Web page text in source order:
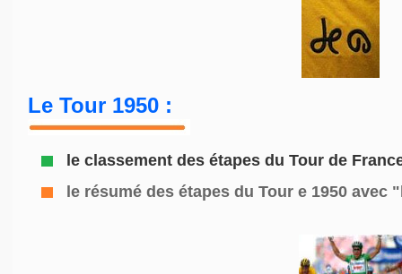
Le Tour 1950 :
le classement des étapes du Tour de
le résumé des étapes du Tour e 1950 avec